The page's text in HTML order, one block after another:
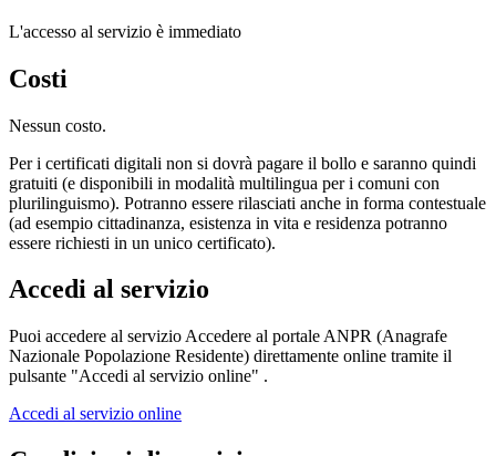
L'accesso al servizio è immediato
Costi
Nessun costo.
Per i certificati digitali non si dovrà pagare il bollo e saranno quindi
gratuiti (e disponibili in modalità multilingua per i comuni con
plurilinguismo). Potranno essere rilasciati anche in forma contestuale
(ad esempio cittadinanza, esistenza in vita e residenza potranno
essere richiesti in un unico certificato).
Accedi al servizio
Puoi accedere al servizio Accedere al portale ANPR (Anagrafe
Nazionale Popolazione Residente) direttamente online tramite il
pulsante "Accedi al servizio online" .
Accedi al servizio online